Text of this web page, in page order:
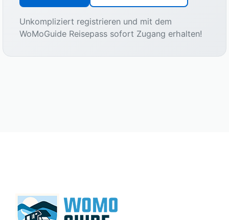
Unkompliziert registrieren und mit dem
WoMoGuide Reisepass sofort Zugang erhalten!